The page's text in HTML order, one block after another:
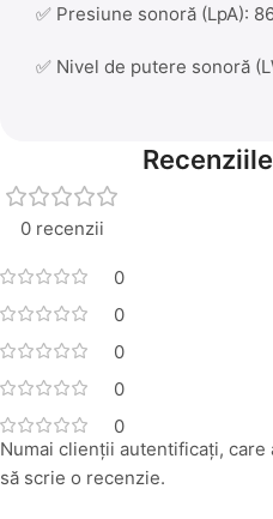
✅ Presiune sonoră (LpA):
✅ Nivel de putere sonoră
0 recenzii
0
0
0
0
0
Numai clienții autentificați,
să scrie o recenzie.